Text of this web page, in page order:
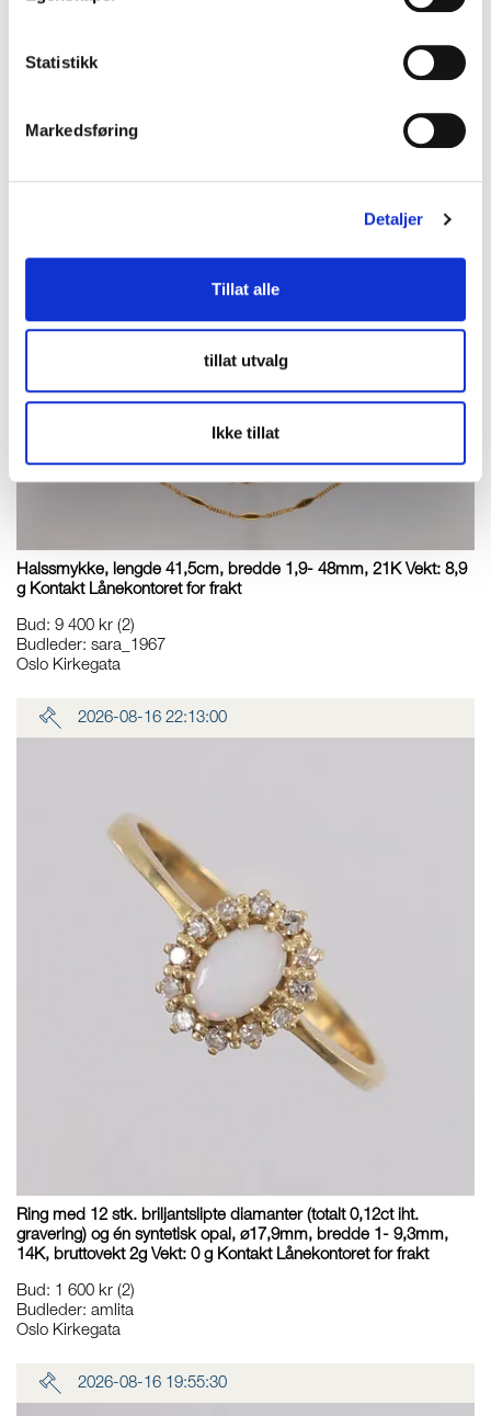
Statistikk
Markedsføring
Detaljer
Tillat alle
tillat utvalg
Ikke tillat
2026-08-16 20:05:30
Halssmykke, lengde 41,5cm, bredde 1,9- 48mm, 21K Vekt: 8,9
g Kontakt Lånekontoret for frakt
Bud: 9 400 kr (2)
Budleder: sara_1967
Oslo Kirkegata
2026-08-16 22:13:00
Ring med 12 stk. briljantslipte diamanter (totalt 0,12ct iht.
gravering) og én syntetisk opal, ø17,9mm, bredde 1- 9,3mm,
14K, bruttovekt 2g Vekt: 0 g Kontakt Lånekontoret for frakt
Bud: 1 600 kr (2)
Budleder: amlita
Oslo Kirkegata
2026-08-16 19:55:30